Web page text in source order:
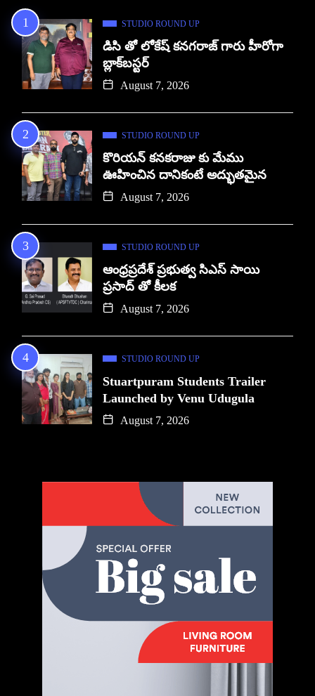
STUDIO ROUND UP
డిసి తో లోకేష్ కనగరాజ్ గారు హీరోగా
బ్లాక్‌బస్టర్
August 7, 2026
STUDIO ROUND UP
కొరియన్ కనకరాజు కు మేము
ఊహించిన దానికంటే అద్భుతమైన
August 7, 2026
STUDIO ROUND UP
ఆంధ్రప్రదేశ్ ప్రభుత్వ సిఎస్ సాయి
ప్రసాద్ తో కీలక
August 7, 2026
STUDIO ROUND UP
Stuartpuram Students Trailer
Launched by Venu Udugula
August 7, 2026